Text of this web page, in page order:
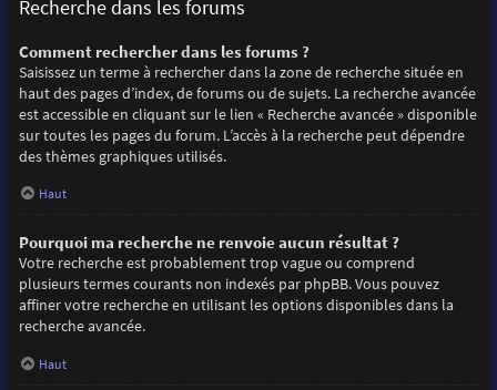
Recherche dans les forums
Comment rechercher dans les forums ?
Saisissez un terme à rechercher dans la zone de recherche située en
haut des pages d’index, de forums ou de sujets. La recherche avancée
est accessible en cliquant sur le lien « Recherche avancée » disponible
sur toutes les pages du forum. L’accès à la recherche peut dépendre
des thèmes graphiques utilisés.
Haut
Pourquoi ma recherche ne renvoie aucun résultat ?
Votre recherche est probablement trop vague ou comprend
plusieurs termes courants non indexés par phpBB. Vous pouvez
affiner votre recherche en utilisant les options disponibles dans la
recherche avancée.
Haut